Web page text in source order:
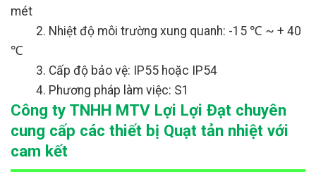
mét
2. Nhiệt độ môi trường xung quanh: -15 ℃ ~ + 40
℃
3. Cấp độ bảo vệ: IP55 hoặc IP54
4. Phương pháp làm việc: S1
Công ty TNHH MTV Lợi Lợi Đạt chuyên
cung cấp các thiết bị Quạt tản nhiệt với
cam kết